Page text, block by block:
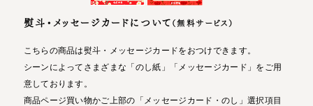
熨斗・メッセージカードについて （無料サービス）
こちらの商品は熨斗・メッセージカードをおつけできます。
シーンによってさまざまな「のし紙」「メッセージカード」をご用
意しております。
商品ページ買い物かご上部の「メッセージカード・のし」選択項目